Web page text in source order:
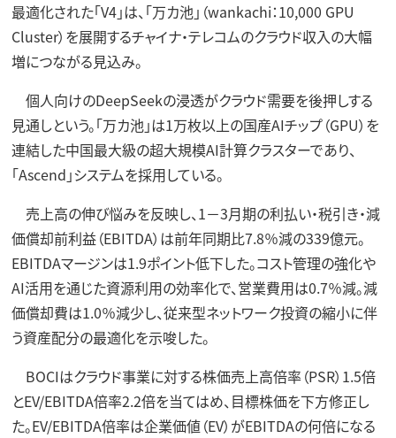
最適化された「V4」は、「万カ池」（wankachi：10,000 GPU
Cluster）を展開するチャイナ・テレコムのクラウド収入の大幅
増につながる見込み。
個人向けのDeepSeekの浸透がクラウド需要を後押しする
見通しという。「万カ池」は1万枚以上の国産AIチップ（GPU）を
連結した中国最大級の超大規模AI計算クラスターであり、
「Ascend」システムを採用している。
売上高の伸び悩みを反映し、1－3月期の利払い・税引き・減
価償却前利益（EBITDA）は前年同期比7.8％減の339億元。
EBITDAマージンは1.9ポイント低下した。コスト管理の強化や
AI活用を通じた資源利用の効率化で、営業費用は0.7％減。減
価償却費は1.0％減少し、従来型ネットワーク投資の縮小に伴
う資産配分の最適化を示唆した。
BOCIはクラウド事業に対する株価売上高倍率（PSR）1.5倍
とEV/EBITDA倍率2.2倍を当てはめ、目標株価を下方修正し
た。EV/EBITDA倍率は企業価値（EV）がEBITDAの何倍になる